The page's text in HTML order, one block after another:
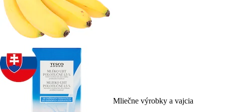
Mliečne výrobky a vajcia